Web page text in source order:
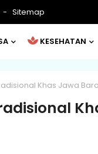
Sitemap
KESEHATAN
Khas Jawa